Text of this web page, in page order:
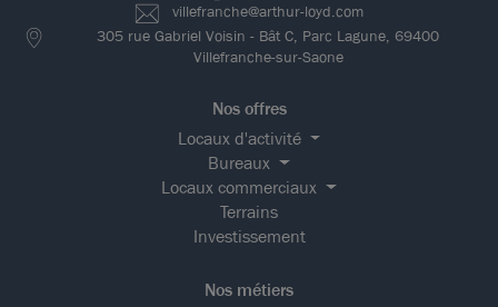
villefranche@arthur-loyd.com
305 rue Gabriel Voisin - Bât C, Parc Lagune, 69400
Villefranche-sur-Saone
Nos offres
Locaux d'activité
Bureaux
Locaux commerciaux
Terrains
Investissement
Nos métiers